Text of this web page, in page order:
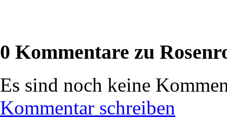
0 Kommentare zu
Es sind noch keine
Kommentar schreiben